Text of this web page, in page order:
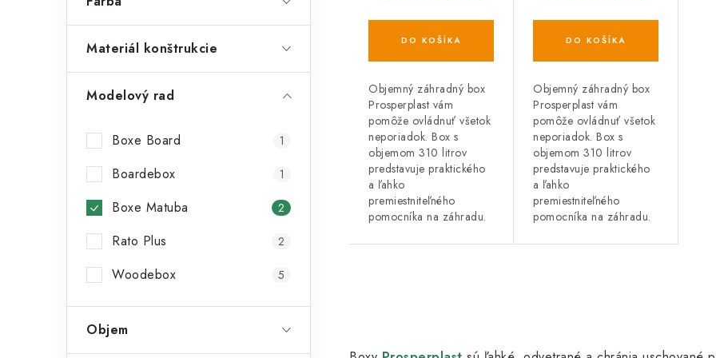
Materiál konštrukcie
Modelový rad
Boxe Board 1
Boardebox 1
Boxe Matuba 2
Rato Plus 2
Woodebox 5
Objem
u
k
t
o
v
DO KOŠÍKA
Objemný záhradný box
Prosperplast vám
pomôže ovládnuť všetok
neporiadok. Box s
objemom 310 litrov
predstavuje praktického
a ľahko
premiestniteľného
pomocníka na záhradu.
DO KOŠÍKA
Objemný záhradný box
Prosperplast vám
pomôže ovládnuť všetok
neporiadok. Box s
objemom 310 litrov
predstavuje praktického
a ľahko
premiestniteľného
pomocníka na záhradu.